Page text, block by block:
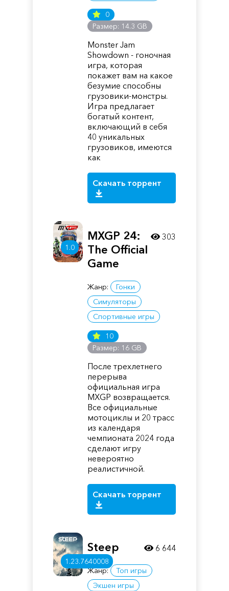
0
Размер: 14.3 GB
Monster Jam
Showdown - гоночная
игра, которая
покажет вам на какое
безумие способны
грузовики-монстры.
Игра предлагает
богатый контент,
включающий в себя
40 уникальных
грузовиков, имеются
как
Скачать торрент
1.0
MXGP 24:
The Official
Game
Жанр:
Гонки
Симуляторы
Спортивные игры
10
Размер: 16 GB
После трехлетнего
перерыва
официальная игра
MXGP возвращается.
Все официальные
мотоциклы и 20 трасс
из календаря
чемпионата 2024 года
сделают игру
невероятно
реалистичной.
Скачать торрент
303
1.23.7640008
Steep
Жанр:
Топ игры
Экшен игры
6 644